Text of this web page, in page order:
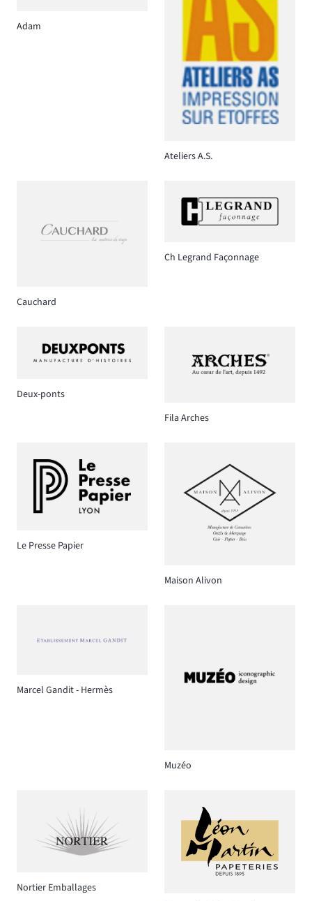
Adam
Ateliers A.S.
Cauchard
Ch Legrand Façonnage
Deux-ponts
Fila Arches
Le Presse Papier
Maison Alivon
Marcel Gandit - Hermès
Muzéo
Nortier Emballages